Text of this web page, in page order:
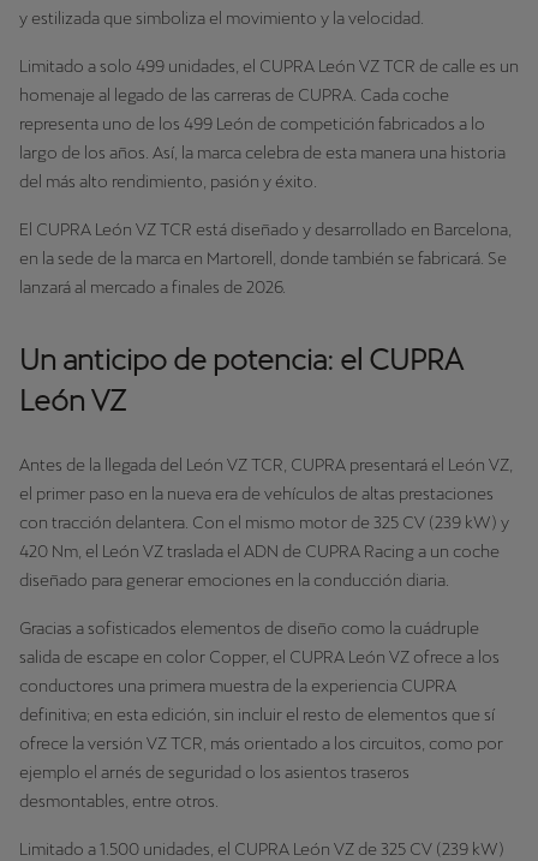
y estilizada que simboliza el movimiento y la velocidad.
Limitado a solo 499 unidades, el CUPRA León VZ TCR de calle es un
homenaje al legado de las carreras de CUPRA. Cada coche
representa uno de los 499 León de competición fabricados a lo
largo de los años. Así, la marca celebra de esta manera una historia
del más alto rendimiento, pasión y éxito.
El CUPRA León VZ TCR está diseñado y desarrollado en Barcelona,
en la sede de la marca en Martorell, donde también se fabricará. Se
lanzará al mercado a finales de 2026.
Un anticipo de potencia: el CUPRA
León VZ
Antes de la llegada del León VZ TCR, CUPRA presentará el León VZ,
el primer paso en la nueva era de vehículos de altas prestaciones
con tracción delantera. Con el mismo motor de 325 CV (239 kW) y
420 Nm, el León VZ traslada el ADN de CUPRA Racing a un coche
diseñado para generar emociones en la conducción diaria.
Gracias a sofisticados elementos de diseño como la cuádruple
salida de escape en color Copper, el CUPRA León VZ ofrece a los
conductores una primera muestra de la experiencia CUPRA
definitiva; en esta edición, sin incluir el resto de elementos que sí
ofrece la versión VZ TCR, más orientado a los circuitos, como por
ejemplo el arnés de seguridad o los asientos traseros
desmontables, entre otros.
Limitado a 1.500 unidades, el CUPRA León VZ de 325 CV (239 kW)